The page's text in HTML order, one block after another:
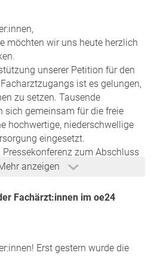
anzeigen
möchten wir uns heute herzlich
unserer Petition für den
ist es gelungen,
zu setzen. Tausende
sich gemeinsam für die freie
hochwertige, niederschwellige
eingesetzt.
Pressekonferenz zum Abschluss
über die Gesundheitsreform
einer verpflichtenden
nicht umgesetzt wird.
erteilt.
dass das Engagement vieler
Erst gestern wurde die